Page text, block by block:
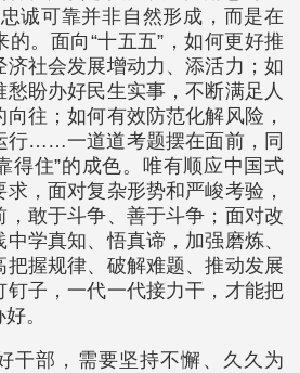
诚可靠并非自然形成，而是在
。面向“十五五”，如何更好推
济社会发展增动力、添活力；如
盼办好民生实事，不断满足人
往；如何有效防范化解风险，
行……一道道考题摆在面前，同
得住”的成色。唯有顺应中国式
，面对复杂形势和严峻考验，
，敢于斗争、善于斗争；面对改
学真知、悟真谛，加强磨炼、
把握规律、破解难题、推动发展
钉子，一代一代接力干，才能把
。
干部，需要坚持不懈、久久为